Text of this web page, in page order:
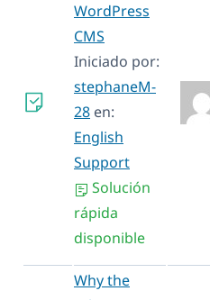
WordPress
CMS
Iniciado por:
stephaneM-
28 en:
English
Support
Solución
rápida
disponible
Why the